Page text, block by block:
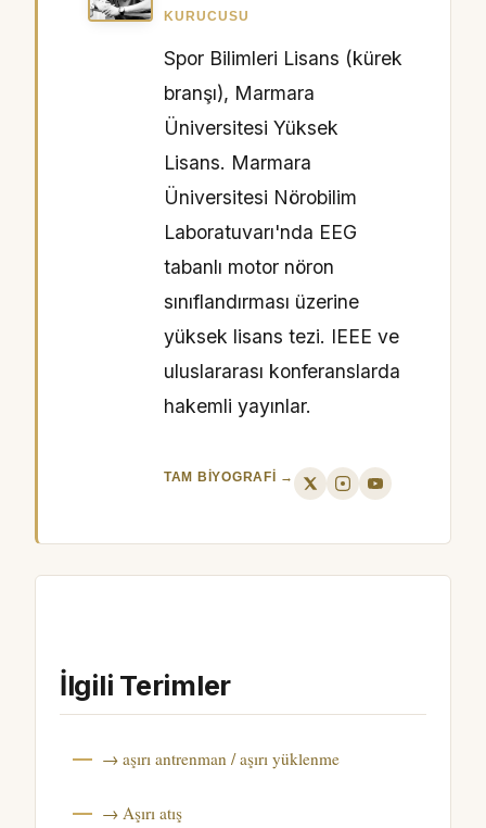
KURUCUSU
Spor Bilimleri Lisans (kürek
branşı), Marmara
Üniversitesi Yüksek
Lisans. Marmara
Üniversitesi Nörobilim
Laboratuvarı'nda EEG
tabanlı motor nöron
sınıflandırması üzerine
yüksek lisans tezi. IEEE ve
uluslararası konferanslarda
hakemli yayınlar.
TAM BIYOGRAFI →
İlgili Terimler
→ aşırı antrenman / aşırı yüklenme
→ Aşırı atış